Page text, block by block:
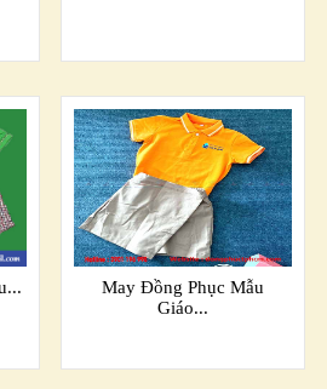
May Đồng Phục Mẫu
Giáo...